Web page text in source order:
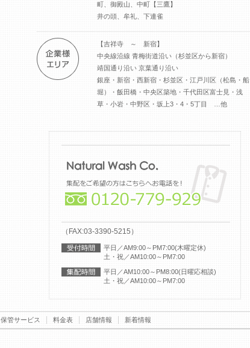
町、御殿山、中町【三鷹】
井の頭、牟礼、下連雀
【吉祥寺 ～ 新宿】
中央線沿線 青梅街道沿い（杉並区から新宿）
靖国通り沿い 京葉通り沿い
銀座・新宿・西新宿・杉並区・江戸川区（松島・船
堀）・飯田橋・中央区築地・千代田区富士見・浅
草・小岩・中野区・坂上3・4・5丁目 …他
（FAX:03-3390-5215）
平日／AM9:00～PM7:00(木曜定休)
土・祝／AM10:00～PM7:00
平日／AM10:00～PM8:00(日曜応相談)
土・祝／AM10:00～PM7:00
保管サービス 料金表 店舗情報 新着情報